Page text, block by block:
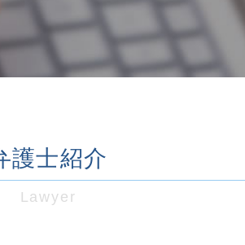
し立て
社都合
策
トレス
労働問題
不利益変更
護士紹介
Lawyer